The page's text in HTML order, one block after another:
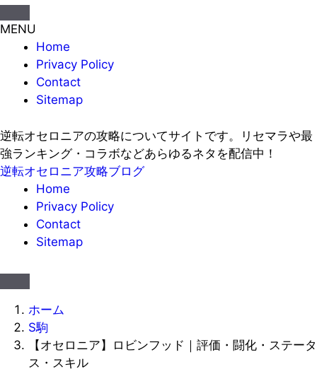
MENU
Home
Privacy Policy
Contact
Sitemap
逆転オセロニアの攻略についてサイトです。リセマラや最
強ランキング・コラボなどあらゆるネタを配信中！
逆転オセロニア攻略ブログ
Home
Privacy Policy
Contact
Sitemap
ホーム
S駒
【オセロニア】ロビンフッド｜評価・闘化・ステータ
ス・スキル